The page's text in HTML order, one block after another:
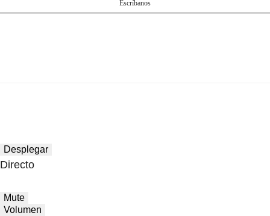
Escríbanos
Desplegar
Directo
Mute
Volumen